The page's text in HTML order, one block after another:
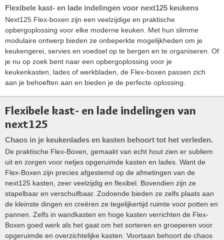
Flexibele kast- en lade indelingen voor next125 keukens
Next125 Flex-boxen zijn een veelzijdige en praktische
opbergoplossing voor elke moderne keuken. Met hun slimme
modulaire ontwerp bieden ze onbeperkte mogelijkheden om je
keukengerei, servies en voedsel op te bergen en te organiseren. Of
je nu op zoek bent naar een opbergoplossing voor je
keukenkasten, lades of werkbladen, de Flex-boxen passen zich
aan je behoeften aan en bieden je de perfecte oplossing.
Flexibele kast- en lade indelingen van
next125
Chaos in je keukenlades en kasten behoort tot het verleden.
De praktische Flex-Boxen, gemaakt van echt hout zien er subliem
uit en zorgen voor netjes opgeruimde kasten en lades. Want de
Flex-Boxen zijn precies afgestemd op de afmetingen van de
next125 kasten, zeer veelzijdig en flexibel. Bovendien zijn ze
stapelbaar en verschuifbaar. Zodoende bieden ze zelfs plaats aan
de kleinste dingen en creëren ze tegelijkertijd ruimte voor potten en
pannen. Zelfs in wandkasten en hoge kasten verrichten de Flex-
Boxen goed werk als het gaat om het sorteren en groeperen voor
opgeruimde en overzichtelijke kasten. Voortaan behoort de chaos